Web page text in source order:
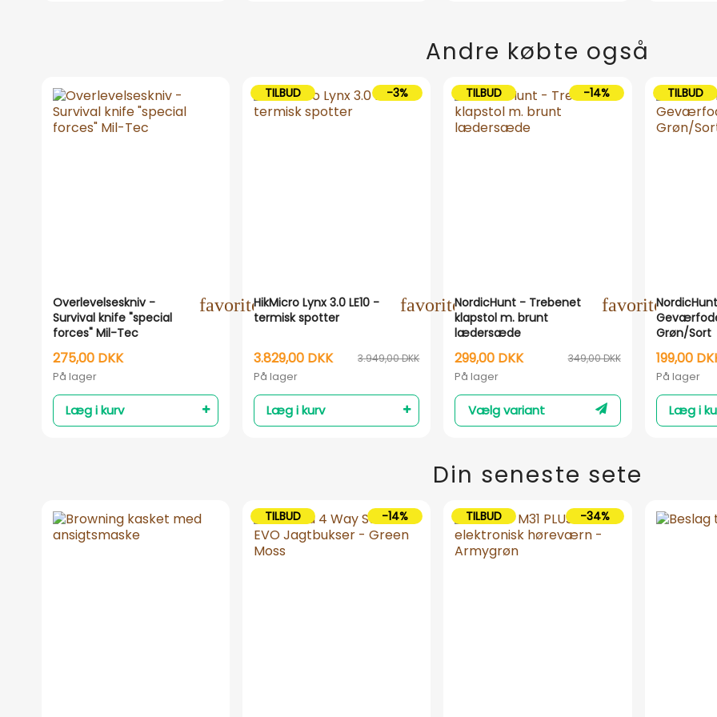
Andre købte også
Overlevelseskniv -
Survival knife "special
forces" Mil-Tec
275,00 DKK
På lager
Læg i kurv
favorite_outline
HikMicro Lynx 3.0 LE10 -
termisk spotter
3.949,00 DKK
3.829,00 DKK
På lager
Læg i kurv
favorite_outline
TILBUD -3%
NordicHunt - Trebenet
klapstol m. brunt
lædersæde
349,00 DKK
299,00 DKK
På lager
Vælg variant
TILBUD -14%
Grøn/Sort
199,00
På lager
Læg i
TILBUD
Din seneste sete
TILBUD -14% TILBUD -34%